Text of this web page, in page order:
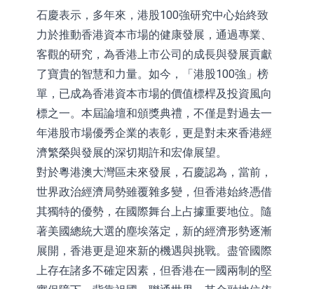
石慶表示，多年來，港股100強研究中心始終致
力於推動香港資本市場的健康發展，通過專業、
客觀的研究，為香港上市公司的成長與發展貢獻
了寶貴的智慧和力量。如今，「港股100強」榜
單，已成為香港資本市場的價值標桿及投資風向
標之一。本屆論壇和頒獎典禮，不僅是對過去一
年港股市場優秀企業的表彰，更是對未來香港經
濟繁榮與發展的深切期許和宏偉展望。
對於粵港澳大灣區未來發展，石慶認為，當前，
世界政治經濟局勢雖覆雜多變，但香港始終憑借
其獨特的優勢，在國際舞台上占據重要地位。隨
著美國總統大選的塵埃落定，新的經濟形勢逐漸
展開，香港更是迎來新的機遇與挑戰。盡管國際
上存在諸多不確定因素，但香港在一國兩制的堅